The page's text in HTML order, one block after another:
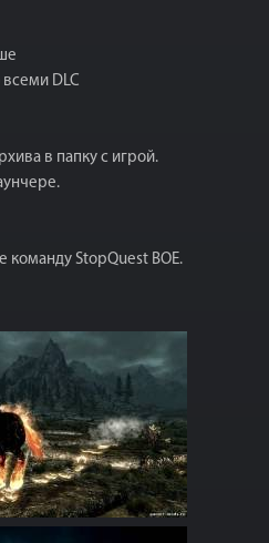
всеми DLC
в папку с игрой.
команду StopQuest BOE.